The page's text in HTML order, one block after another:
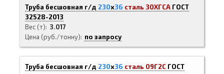
Труба бесшовная г/д 230х36 сталь 30ХГСА ГОСТ
32528-2013
Вес (т)
3.017
Цена (руб./тонну)
по запросу
Труба бесшовная г/д 230х36 сталь 09Г2С ГОСТ